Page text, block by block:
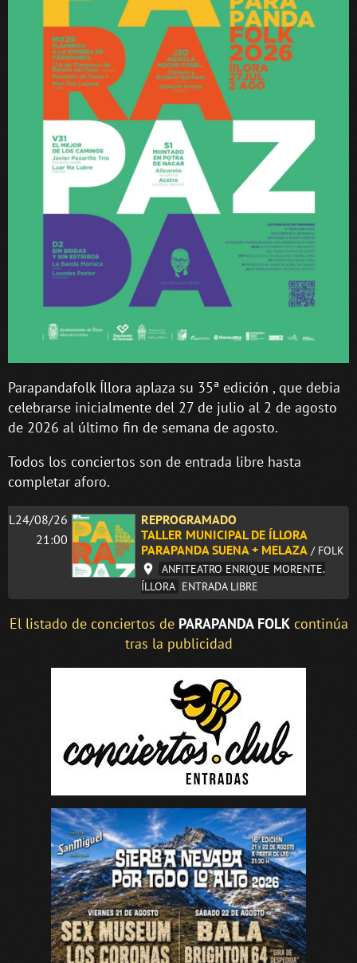
Parapandafolk Íllora aplaza su 35ª edición , que debia
celebrarse inicialmente del 27 de julio al 2 de agosto
de 2026 al último fin de semana de agosto.
Todos los conciertos son de entrada libre hasta
completar aforo.
L24/08/26
21:00
REPROGRAMADO
TALLER MUNICIPAL DE ÍLLORA
PARAPANDA SUENA + MELAZA / FOLK
ANFITEATRO ENRIQUE MORENTE.
ÍLLORA ENTRADA LIBRE
El listado de conciertos de PARAPANDA FOLKcontinúa
tras la publicidad